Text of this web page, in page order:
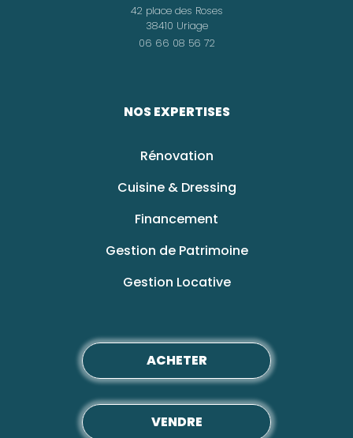
42 place des Roses
38410 Uriage
06 66 08 56 72
NOS EXPERTISES
Rénovation
Cuisine & Dressing
Financement
Gestion de Patrimoine
Gestion Locative
ACHETER
VENDRE